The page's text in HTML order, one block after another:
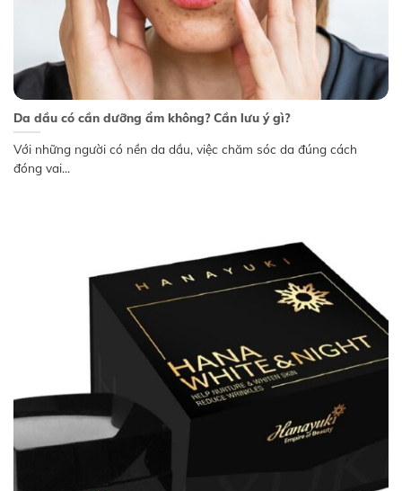
Da dầu có cần dưỡng ẩm không? Cần lưu ý gì?
Với những người có nền da dầu, việc chăm sóc da đúng cách
đóng vai...